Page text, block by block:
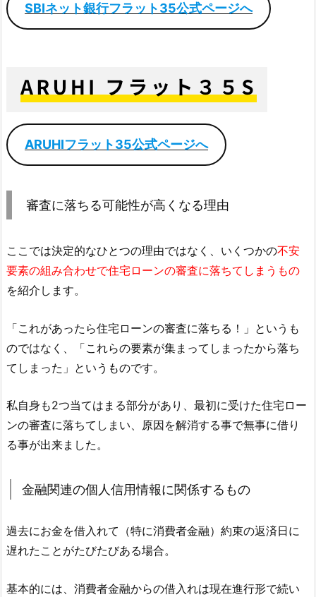
SBIネット銀行フラット35公式ページへ
ARUHIフラット35公式ページへ
審査に落ちる可能性が高くなる理由
ここでは決定的なひとつの理由ではなく、いくつかの不安
要素の組み合わせで住宅ローンの審査に落ちてしまうもの
を紹介します。
「これがあったら住宅ローンの審査に落ちる！」というも
のではなく、「これらの要素が集まってしまったから落ち
てしまった」というものです。
私自身も2つ当てはまる部分があり、最初に受けた住宅ロー
ンの審査に落ちてしまい、原因を解消する事で無事に借り
る事が出来ました。
金融関連の個人信用情報に関係するもの
過去にお金を借入れて（特に消費者金融）約束の返済日に
遅れたことがたびたびある場合。
基本的には、消費者金融からの借入れは現在進行形で続い